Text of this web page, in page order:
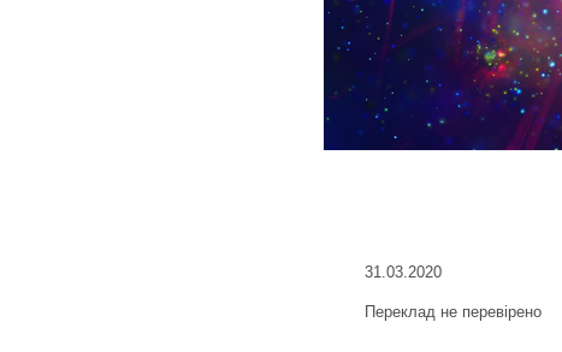
31.03.2020
Переклад не перевірено